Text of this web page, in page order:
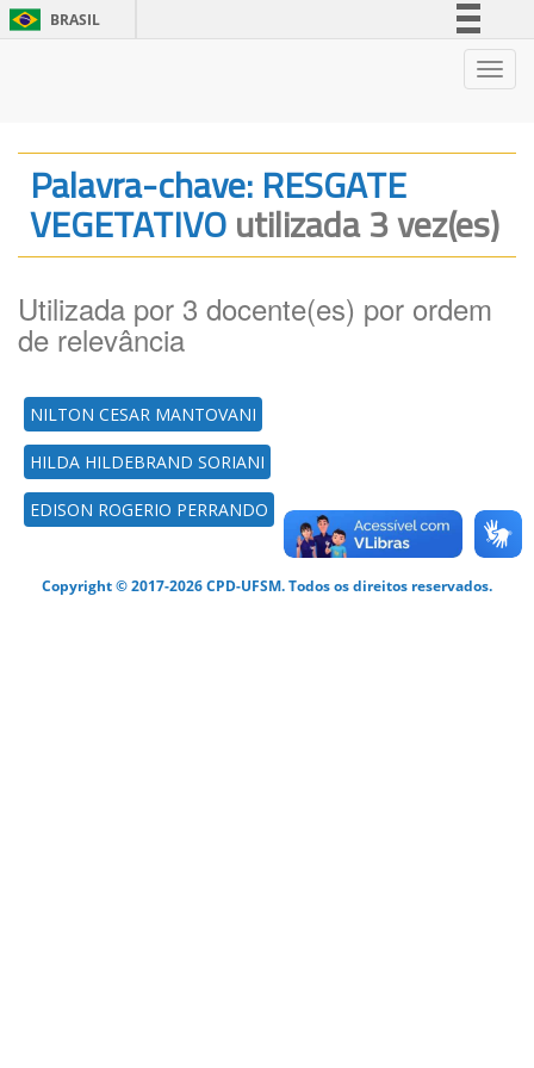
BRASIL
Legislação
Canais
Palavra-chave: RESGATE
VEGETATIVOutilizada 3 vez(es)
Utilizada por 3 docente(es) por ordem
de relevância
NILTON CESAR MANTOVANI
HILDA HILDEBRAND SORIANI
EDISON ROGERIO PERRANDO
Copyright © 2017-2026 CPD-UFSM. Todos os direitos reservados.